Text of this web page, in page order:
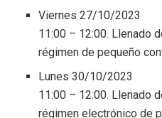
Viernes 27/10/2023
11:00 – 12:00. Llenado
régimen de pequeño
Lunes 30/10/2023
11:00 – 12:00. Llenado
régimen electrónico de